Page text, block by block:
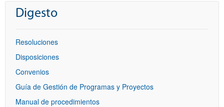
Digesto
Resoluciones
Disposiciones
Convenios
Guía de Gestión de Programas y Proyectos
Manual de procedimientos